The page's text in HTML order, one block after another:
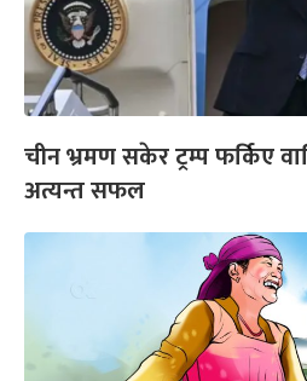
चीन भ्रमण सकेर ट्रम्प फर्किए
अत्यन्त सफल